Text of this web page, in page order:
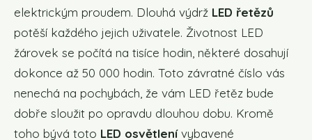
elektrickým proudem. Dlouhá výdrž LED řetězů
potěší každého jejich uživatele. Životnost LED
žárovek se počítá na tisíce hodin, některé dosahují
dokonce až 50 000 hodin. Toto závratné číslo vás
nenechá na pochybách, že vám LED řetěz bude
dobře sloužit po opravdu dlouhou dobu. Kromě
toho bývá toto LED osvětlenívybavené